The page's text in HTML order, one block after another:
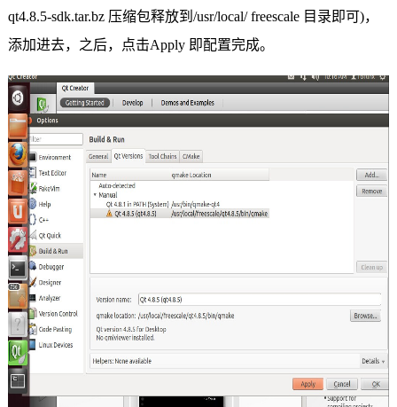
qt4.8.5-sdk.tar.bz 压缩包释放到 /usr/local/ freescale 目录即可)，
添加进去，之后，点击Apply 即配置完成。